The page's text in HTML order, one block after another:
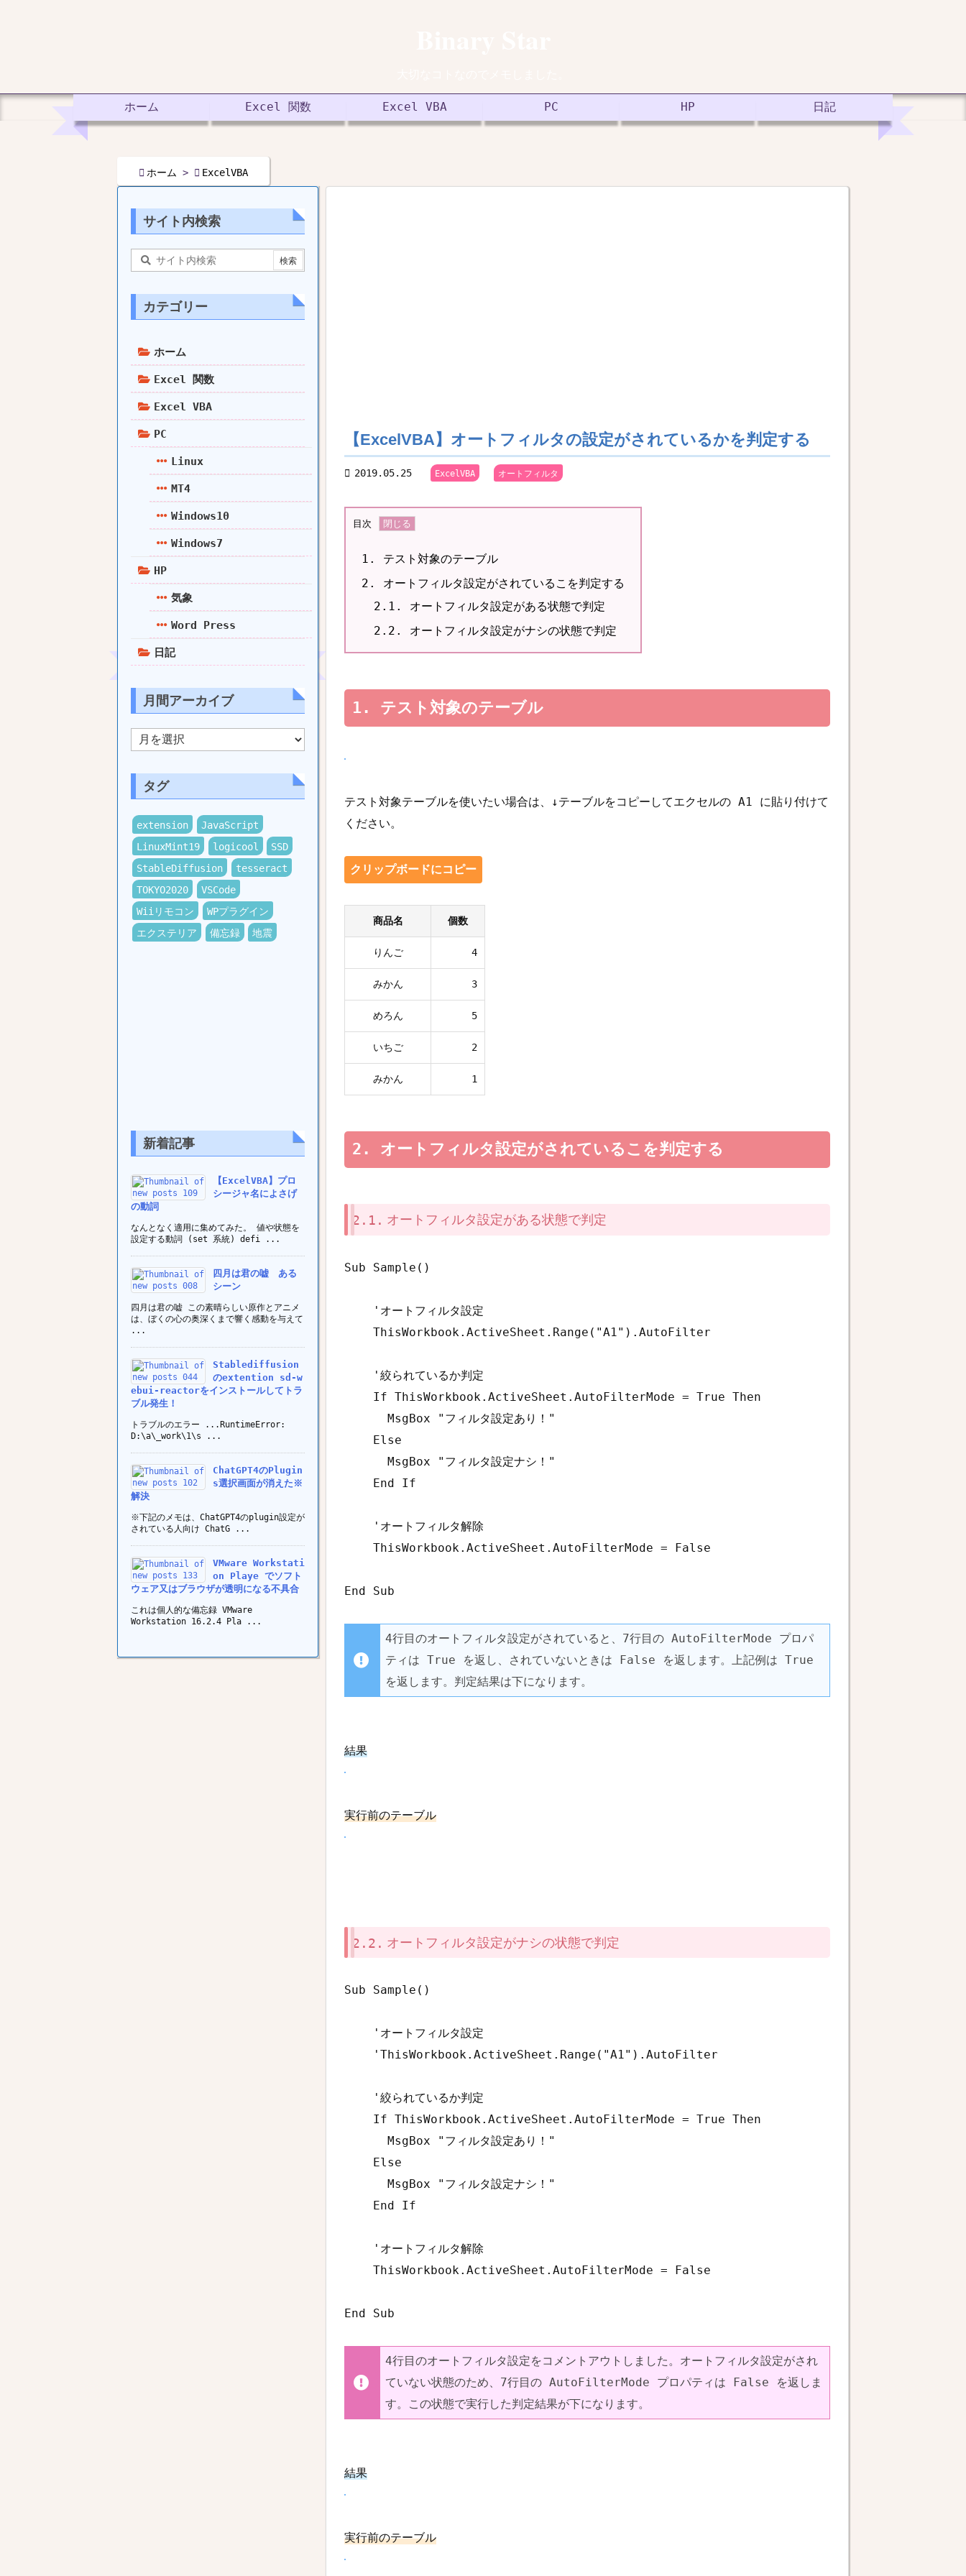
ホーム Excel 関数 Excel VBA PC HP 日記
 ホーム >  ExcelVBA
【ExcelVBA】オートフィルタの設定がされているかを判定する
 2019.05.25 ExcelVBA オートフィルタ
目次
1.
テスト対象のテーブル
2.
オートフィルタ設定がされているこを判定する
2.1.
オートフィルタ設定がある状態で判定
2.2.
オートフィルタ設定がナシの状態で判定
テスト対象のテーブル
テスト対象テーブルを使いたい場合は、↓テーブルをコピーしてエクセルの A1 に貼り付けて
ください。
クリップボードにコピー
商品名 個数
りんご 4
みかん 3
めろん 5
いちご 2
みかん 1
オートフィルタ設定がされているこを判定する
オートフィルタ設定がある状態で判定
Sub Sample()
    'オートフィルタ設定
    ThisWorkbook.ActiveSheet.Range("A1").AutoFilter
    '絞られているか判定
    If ThisWorkbook.ActiveSheet.AutoFilterMode = True Then
      MsgBox "フィルタ設定あり！"
    Else
      MsgBox "フィルタ設定ナシ！"
    End If
    'オートフィルタ解除
    ThisWorkbook.ActiveSheet.AutoFilterMode = False
4行目のオートフィルタ設定がされていると、7行目の AutoFilterMode プロパ
ティは True を返し、されていないときは False を返します。上記例は True
を返します。判定結果は下になります。
結果
実行前のテーブル
オートフィルタ設定がナシの状態で判定
Sub Sample()
    'オートフィルタ設定
    'ThisWorkbook.ActiveSheet.Range("A1").AutoFilter
    '絞られているか判定
    If ThisWorkbook.ActiveSheet.AutoFilterMode = True Then
      MsgBox "フィルタ設定あり！"
    Else
      MsgBox "フィルタ設定ナシ！"
    End If
    'オートフィルタ解除
    ThisWorkbook.ActiveSheet.AutoFilterMode = False
4行目のオートフィルタ設定をコメントアウトしました。オートフィルタ設定がされ
ていない状態のため、7行目の AutoFilterMode プロパティは False を返しま
す。この状態で実行した判定結果が下になります。
結果
実行前のテーブル
サイト内検索
カテゴリー
ホーム
Excel 関数
Excel VBA
PC
Linux
MT4
Windows10
Windows7
HP
気象
Word Press
日記
月間アーカイブ
月
間
ア
ブ
タグ
extension
JavaScript
LinuxMint19
logicool
SSD
StableDiffusion
tesseract
TOKYO2020
VSCode
Wiiリモコン
WPプラグイン
エクステリア
備忘録 地震
新着記事
【ExcelVBA】プロ
シージャ名によさげ
の動詞
なんとなく適用に集めてみた。 値や状態を
設定する動詞 (set 系統) defi ...
四月は君の嘘 ある
シーン
四月は君の嘘 この素晴らしい原作とアニメ
は、ぼくの心の奥深くまで響く感動を与えて
...
Stablediffusion
のextention sd-w
ebui-reactorをインストールしてトラ
ブル発生！
トラブルのエラー ...RuntimeError:
D:\a\_work\1\s ...
ChatGPT4のPlugin
s選択画面が消えた※
解決
※下記のメモは、ChatGPT4のplugin設定が
されている人向け ChatG ...
VMware Workstati
on Playe でソフト
ウェア又はブラウザが透明になる不具合
これは個人的な備忘録 VMware
Workstation 16.2.4 Pla ...